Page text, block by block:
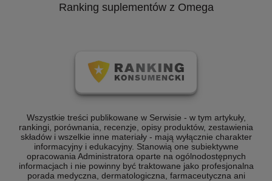
Ranking suplementów z Omega
Wszystkie treści publikowane w Serwisie - w tym artykuły,
rankingi, porównania, recenzje, opisy produktów, zestawienia
składów i wszelkie inne materiały - mają wyłącznie charakter
informacyjny i edukacyjny. Stanowią one subiektywne
opracowania Administratora oparte na ogólnodostępnych
informacjach i nie powinny być traktowane jako profesjonalna
porada medyczna, dermatologiczna, farmaceutyczna ani